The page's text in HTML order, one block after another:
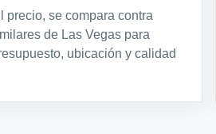
precio, se compara contra
de Las Vegas para
ubicación y calidad